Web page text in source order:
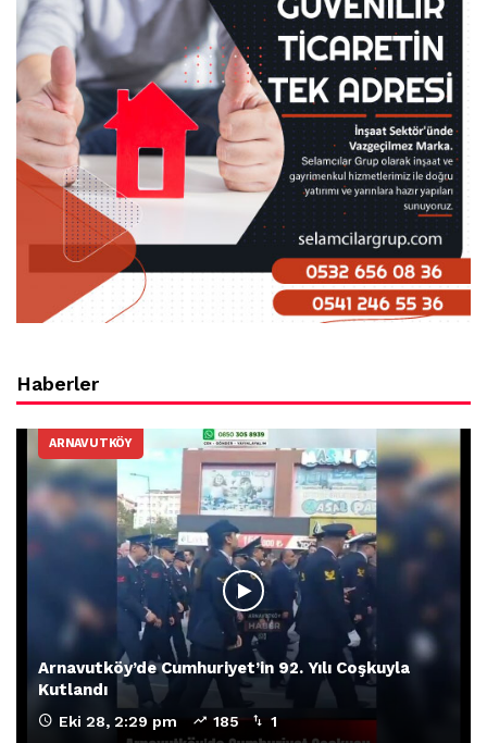
Haberler
ARNAVUTKÖY
Arnavutköy’de Cumhuriyet’in 92. Yılı Coşkuyla
Kutlandı
Eki 28, 2:29 pm 185 1